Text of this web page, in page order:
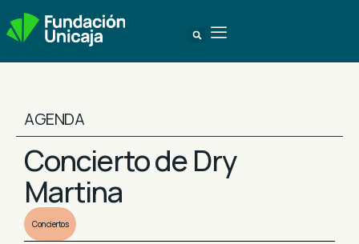
AGENDA
Concierto de Dry
Martina
Conciertos